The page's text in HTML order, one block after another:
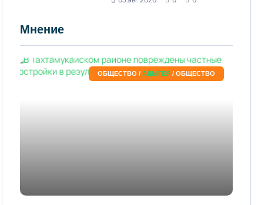
Мнение
ОБЩЕСТВО / АДЫГЕЯ / ОБЩЕСТВО